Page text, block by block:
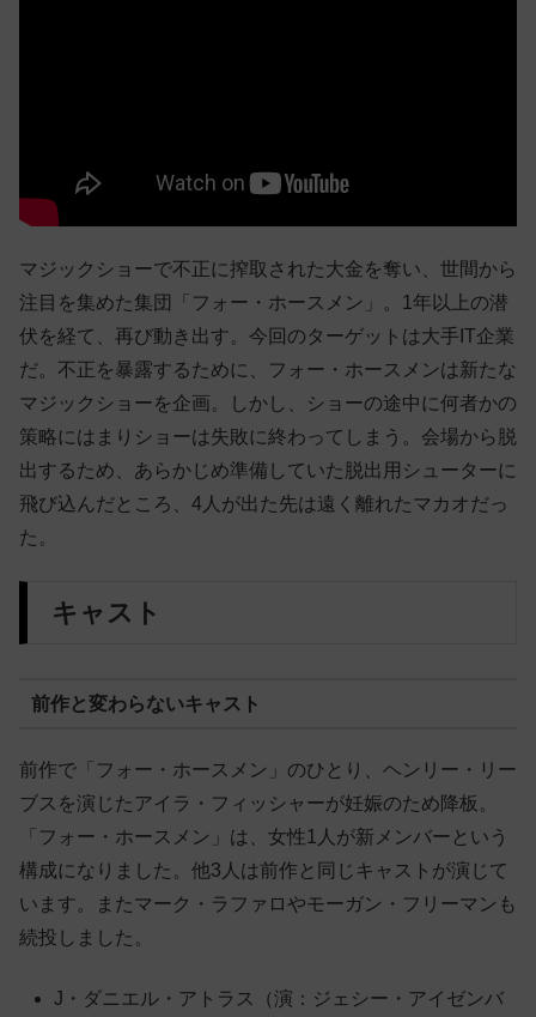
マジックショーで不正に搾取された大金を奪い、世間から
注目を集めた集団「フォー・ホースメン」。1年以上の潜
伏を経て、再び動き出す。今回のターゲットは大手IT企業
だ。不正を暴露するために、フォー・ホースメンは新たな
マジックショーを企画。しかし、ショーの途中に何者かの
策略にはまりショーは失敗に終わってしまう。会場から脱
出するため、あらかじめ準備していた脱出用シューターに
飛び込んだところ、4人が出た先は遠く離れたマカオだっ
た。
キャスト
前作と変わらないキャスト
前作で「フォー・ホースメン」のひとり、ヘンリー・リー
ブスを演じたアイラ・フィッシャーが妊娠のため降板。
「フォー・ホースメン」は、女性1人が新メンバーという
構成になりました。他3人は前作と同じキャストが演じて
います。またマーク・ラファロやモーガン・フリーマンも
続投しました。
J・ダニエル・アトラス（演：ジェシー・アイゼンバ